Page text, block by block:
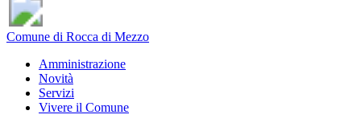
Comune di Rocca di Mezzo
Amministrazione
Novità
Servizi
Vivere il Comune